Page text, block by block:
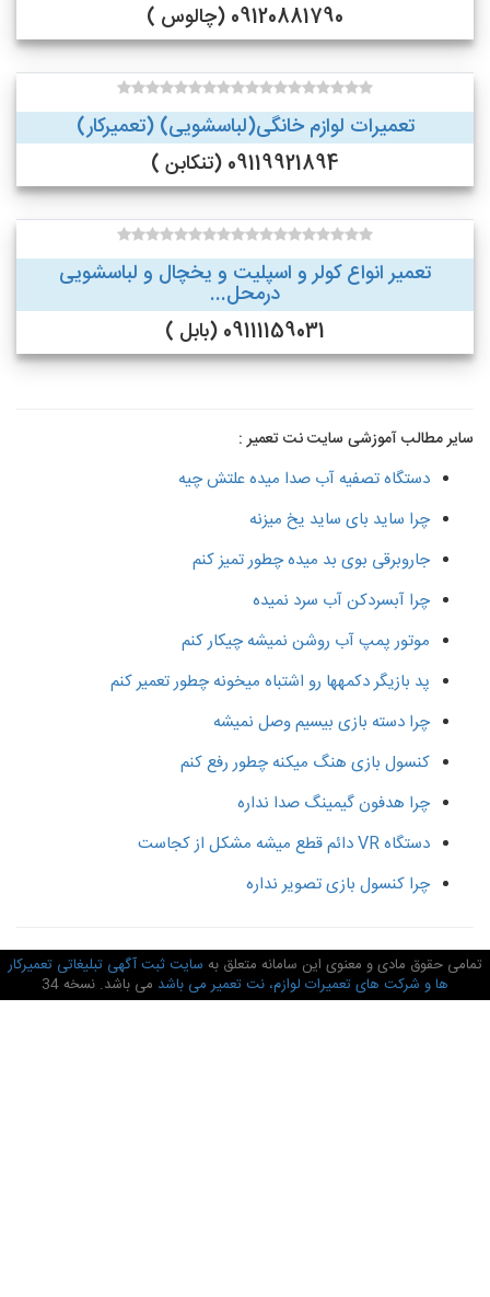
09120881790 (چالوس )
تعمیرات لوازم خانگی(لباسشویی) (تعمیرکار)
09119921894 (تنکابن )
تعمیر انواع کولر و اسپلیت و یخچال و لباسشویی
درمحل...
09111159031 (بابل )
سایر مطالب آموزشی سایت نت تعمیر :
دستگاه تصفیه آب صدا میده علتش چیه
چرا ساید بای ساید یخ میزنه
جاروبرقی بوی بد میده چطور تمیز کنم
چرا آبسردکن آب سرد نمیده
موتور پمپ آب روشن نمیشه چیکار کنم
پد بازیگر دکمهها رو اشتباه میخونه چطور تعمیر کنم
چرا دسته بازی بیسیم وصل نمیشه
کنسول بازی هنگ میکنه چطور رفع کنم
چرا هدفون گیمینگ صدا نداره
دستگاه VR دائم قطع میشه مشکل از کجاست
چرا کنسول بازی تصویر نداره
حقوق مادی و معنوی این سامانه متعلق به سایت ثبت آگهی تبلیغاتی تعمیرکار
ها و شرکت های تعمیرات لوازم، نت تعمیر می باشدمی باشد. نسخه 34